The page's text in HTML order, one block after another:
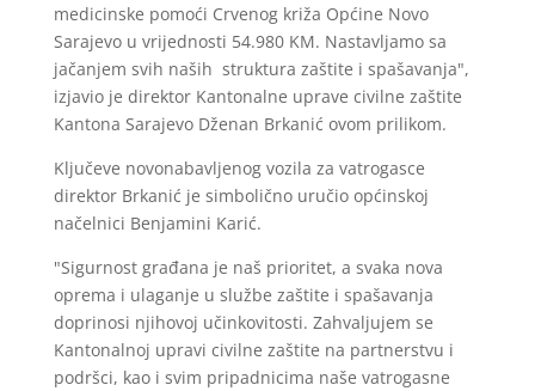
medicinske pomoći Crvenog križa Općine Novo
Sarajevo u vrijednosti 54.980 KM. Nastavljamo sa
jačanjem svih naših struktura zaštite i spašavanja",
izjavio je direktor Kantonalne uprave civilne zaštite
Kantona Sarajevo Dženan Brkanić ovom prilikom.
Ključeve novonabavljenog vozila za vatrogasce
direktor Brkanić je simbolično uručio općinskoj
načelnici Benjamini Karić.
"Sigurnost građana je naš prioritet, a svaka nova
oprema i ulaganje u službe zaštite i spašavanja
doprinosi njihovoj učinkovitosti. Zahvaljujem se
Kantonalnoj upravi civilne zaštite na partnerstvu i
podršci, kao i svim pripadnicima naše vatrogasne